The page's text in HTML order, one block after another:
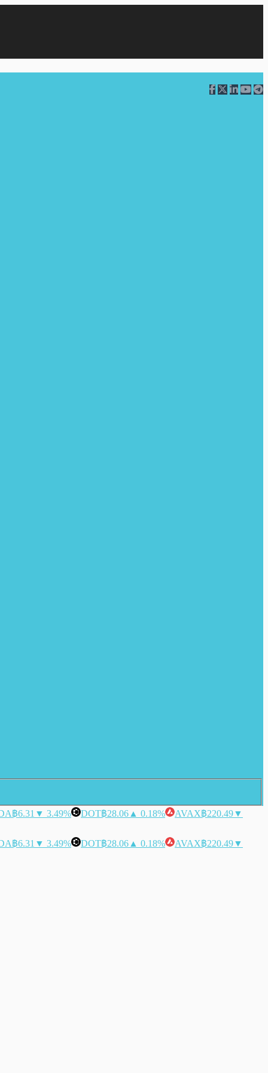
฿6.31 ▼ 3.49% DOT฿28.06 ▲ 0.18% AVAX฿220.49▼
฿6.31 ▼ 3.49% DOT฿28.06 ▲ 0.18% AVAX฿220.49▼